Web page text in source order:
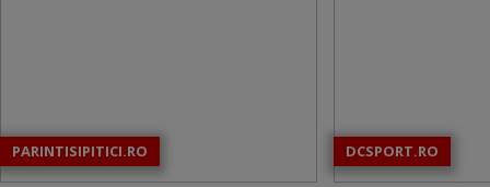
PARINTISIPITICI.RO DCSPORT.RO